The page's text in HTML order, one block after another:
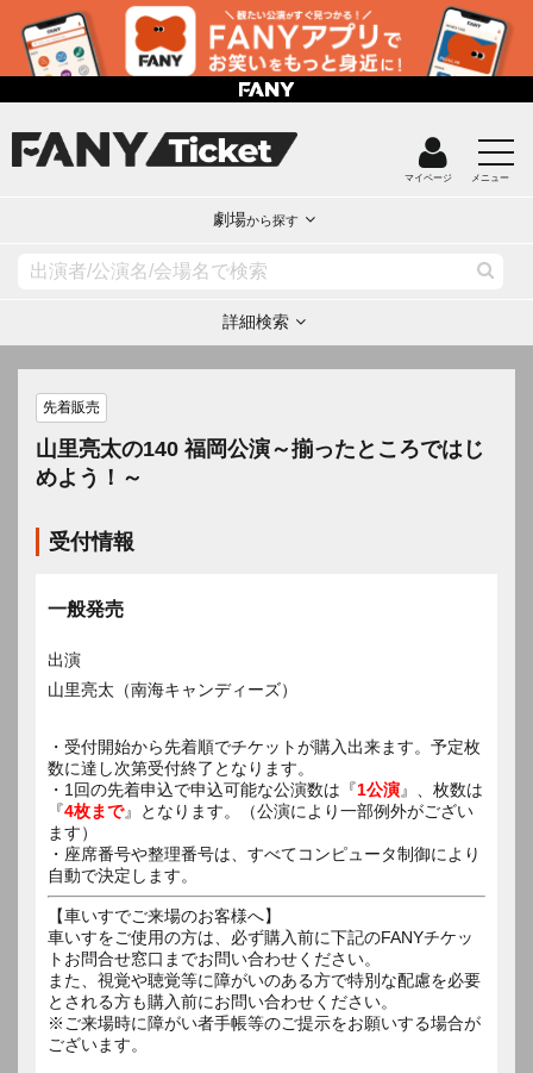
マイページ メニュー
劇場から探す
詳細検索
先着販売
山里亮太の140 福岡公演～揃ったところではじ
めよう！～
受付情報
一般発売
出演
山里亮太（南海キャンディーズ）
・受付開始から先着順でチケットが購入出来ます。予定枚
数に達し次第受付終了となります。
・1回の先着申込で申込可能な公演数は『1公演』、枚数は
『4枚まで』となります。（公演により一部例外がござい
ます）
・座席番号や整理番号は、すべてコンピュータ制御により
自動で決定します。
【車いすでご来場のお客様へ】
車いすをご使用の方は、必ず購入前に下記のFANYチケッ
トお問合せ窓口までお問い合わせください。
また、視覚や聴覚等に障がいのある方で特別な配慮を必要
とされる方も購入前にお問い合わせください。
※ご来場時に障がい者手帳等のご提示をお願いする場合が
ございます。